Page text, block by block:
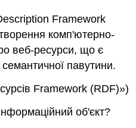
Framework
комп'ютерно-
веб-ресурси, що є
павутини.
Framework (RDF)»)
об'єкт?